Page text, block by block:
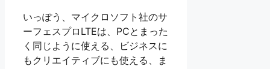
いっぽう、マイクロソフト社のサ
ーフェスプロLTEは、PCとまった
く同じように使える、ビジネスに
もクリエイティブにも使える、ま